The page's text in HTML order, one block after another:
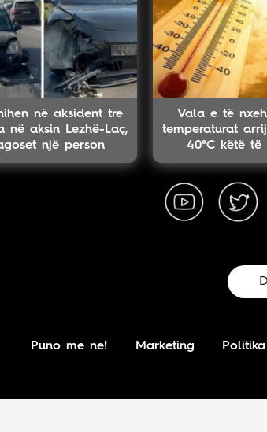
në aksident tre
në aksin Lezhë-Laç,
një person
Vala e të
temperaturat
40°C këtë të
Puno me ne! Marketing